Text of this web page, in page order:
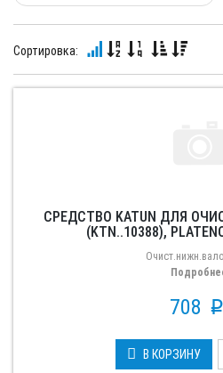
Сортировка:
СРЕДСТВО KATUN ДЛЯ
(KTN..10388),
708 p
В КОРЗИНУ